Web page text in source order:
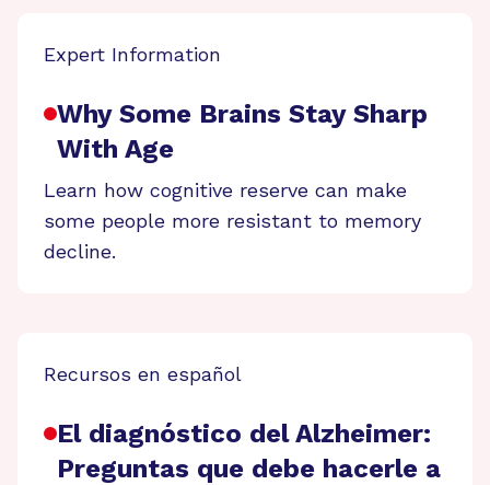
Expert Information
Why Some Brains Stay Sharp
With Age
Learn how cognitive reserve can make
some people more resistant to memory
decline.
Recursos en español
El diagnóstico del Alzheimer:
Preguntas que debe hacerle a